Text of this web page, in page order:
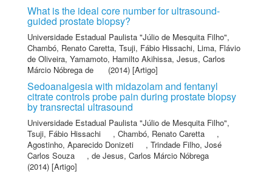
What is the ideal core number for ultrasound-
guided prostate biopsy?
Universidade Estadual Paulista "Júlio de Mesquita Filho",
Chambó, Renato Caretta, Tsuji, Fábio Hissachi, Lima, Flávio
de Oliveira, Yamamoto, Hamilto Akihissa, Jesus, Carlos
Márcio Nóbrega de
(2014) [Artigo]
Sedoanalgesia with midazolam and fentanyl
citrate controls probe pain during prostate biopsy
by transrectal ultrasound
Universidade Estadual Paulista "Júlio de Mesquita Filho",
Tsuji, Fábio Hissachi
, Chambó, Renato Caretta
,
Agostinho, Aparecido Donizeti
, Trindade Filho, José
Carlos Souza
, de Jesus, Carlos Márcio Nóbrega
(2014) [Artigo]